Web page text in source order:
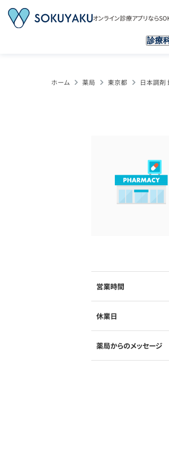
オンライン診療アプリなら
診療
ホーム 薬局 東京都 日本調剤
営業時間
休業日
薬局からのメッセージ